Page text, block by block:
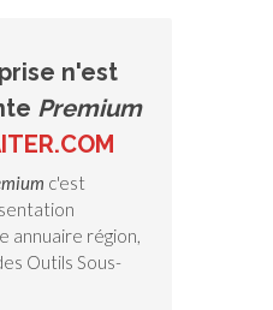
n'est
Premium
c'est
annuaire région,
Outils Sous-